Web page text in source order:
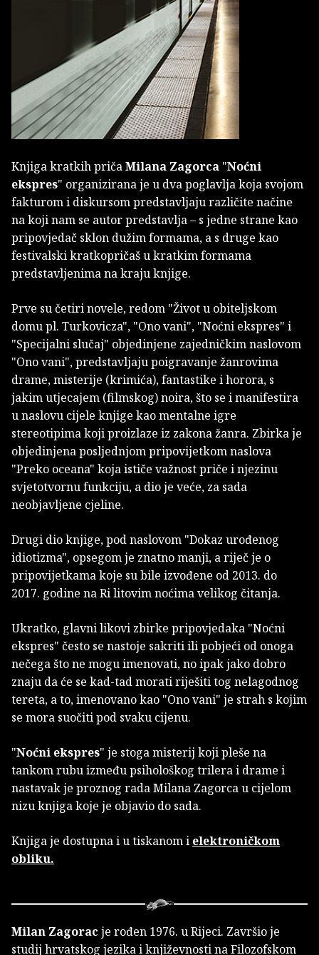
Knjiga kratkih pričaMilana Zagorca "Noćni
ekspres" organizirana je u dva poglavlja koja svojom
fakturom i diskursom predstavljaju različite načine
na koji nam se autor predstavlja – s jedne strane kao
pripovjedač sklon dužim formama, a s druge kao
festivalski kratkopričaš u kratkim formama
predstavljenima na kraju knjige.
Prve su četiri novele, redom "Život u obiteljskom
domu pl. Turkovicza", "Ono vani", "Noćni ekspres" i
"Specijalni slučaj" objedinjene zajedničkim naslovom
"Ono vani", predstavljaju poigravanje žanrovima
drame, misterije (krimića), fantastike i horora, s
jakim utjecajem (filmskog) noira, što se i manifestira
u naslovu cijele knjige kao mentalne igre
stereotipima koji proizlaze iz zakona žanra. Zbirka je
objedinjena posljednjom pripovijetkom naslova
"Preko oceana" koja ističe važnost priče i njezinu
svjetotvornu funkciju, a dio je veće, za sada
neobjavljene cjeline.
Drugi dio knjige, pod naslovom "Dokaz urođenog
idiotizma", opsegom je znatno manji, a riječ je o
pripovijetkama koje su bile izvođene od 2013. do
2017. godine na Ri litovim noćima velikog čitanja.
Ukratko, glavni likovi zbirke pripovjedaka "Noćni
ekspres" često se nastoje sakriti ili pobjeći od onoga
nečega što ne mogu imenovati, no ipak jako dobro
znaju da će se kad-tad morati riješiti tog nelagodnog
tereta, a to, imenovano kao "Ono vani" je strah s kojim
se mora suočiti pod svaku cijenu.
"Noćni ekspres" je stoga misterij koji pleše na
tankom rubu između psihološkog trilera i drame i
nastavak je proznog rada Milana Zagorca u cijelom
nizu knjiga koje je objavio do sada.
Knjiga je dostupna i u tiskanom i elektroničkom
obliku.
Milan Zagorac je rođen 1976. u Rijeci. Završio je
studij hrvatskog jezika i književnosti na Filozofskom